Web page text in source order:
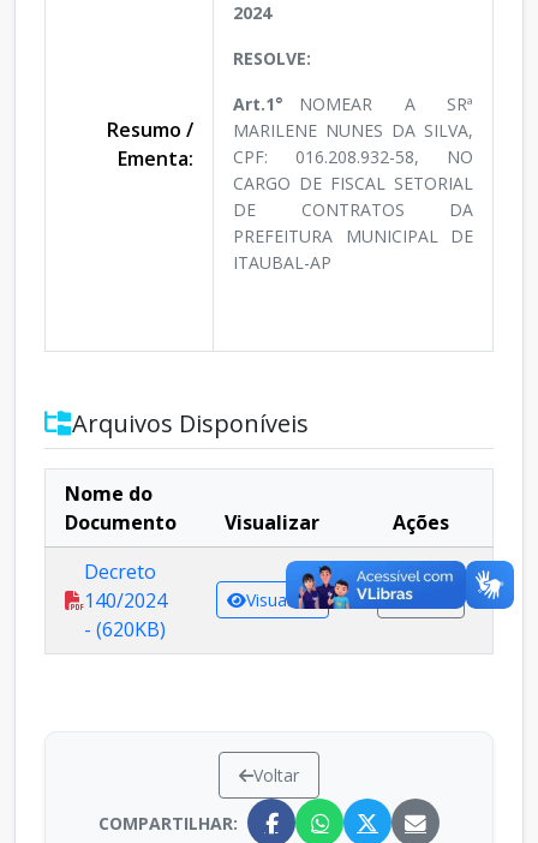
Resumo /
Ementa:
2024
RESOLVE:
Art.1° NOMEAR A SRª
MARILENE NUNES DA SILVA,
CPF: 016.208.932-58, NO
CARGO DE FISCAL SETORIAL
DE CONTRATOS DA
PREFEITURA MUNICIPAL DE
ITAUBAL-AP
Arquivos Disponíveis
Nome do
Documento
Visualizar
Ações
Decreto
140/2024
- (620KB)
Visualizar Baixar
Voltar
COMPARTILHAR: